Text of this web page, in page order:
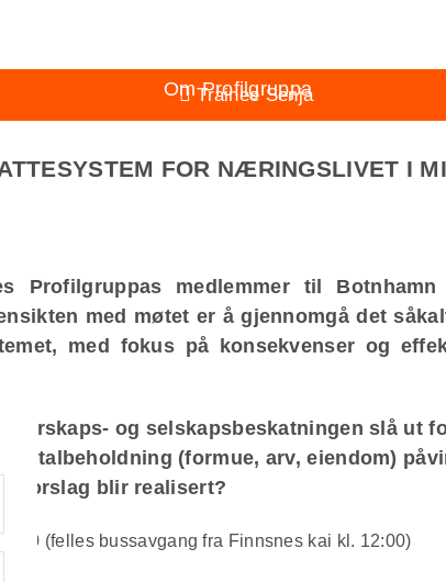
Trainee Senja
Om Profilgruppa
FOR NÆRINGSLIVET I
Profilgruppas medlemmer til
med møtet er å gjennomgå det
med fokus på konsekvenser og
eierskaps- og selskapsbeskatningen slå ut
(formue, arv, eiendom)
forslag blir realisert?
(felles bussavgang fra Finnsnes kai kl. 12:00)